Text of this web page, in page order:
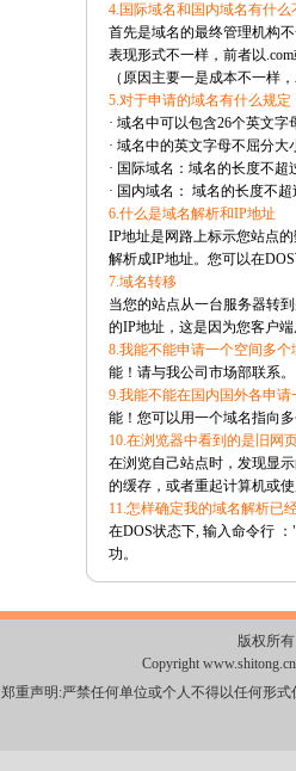
4.国际域名和国内域名有什么
首先是域名的最终管理机构
表现形式不一样，前者以
（原因主要一是成本不一样
5.对于申请的域名有什么规定
· 域名中可以包含26个英文
· 域名中的英文字母不屈分
· 国际域名：域名的长度不超
· 国内域名： 域名的长度不
6.什么是域名解析和IP地址
IP地址是网路上标示您站点
解析成IP地址。您可以在
7.域名转移
当您的站点从一台服务器转
的IP地址，这是因为您客户
8.我能不能申请一个空间多
能！请与我公司市场部联系。
9.我能不能在国内国外各申
能！您可以用一个域名指向
10.在浏览器中看到的是旧网
在浏览自己站点时，发现显
的缓存，或者重起计算机或
11.怎样确定我的域名解析已
在DOS状态下, 输入命令行 ：
功。
版权所
Copyright
郑重声明:严禁任何单位或个人不得以任何形